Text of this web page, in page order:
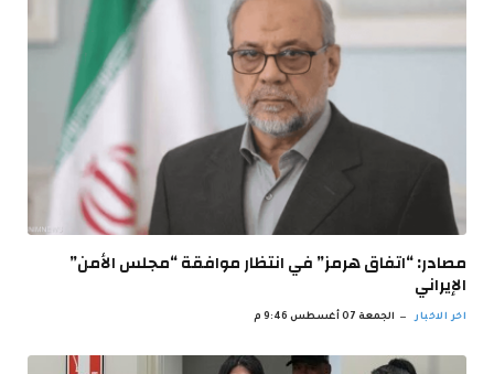
مصادر: “اتفاق هرمز” في انتظار موافقة “مجلس الأمن”
الإيراني
اخر الاخبار الجمعة 07 أغسطس 9:46 م